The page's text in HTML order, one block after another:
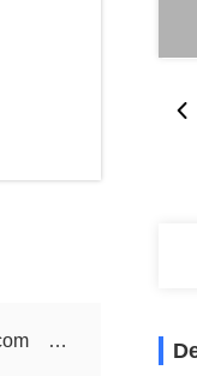
metalmeshes@gmail.com karen@bmmetalmesh.com